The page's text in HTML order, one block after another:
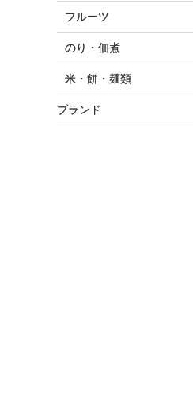
フルーツ
のり・佃煮
米・餅・麺類
ブランド